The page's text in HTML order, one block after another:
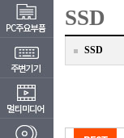
SSD
SSD